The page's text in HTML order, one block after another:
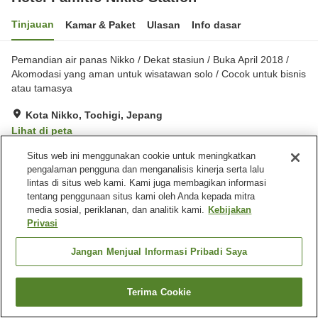
Tinjauan Kamar & Paket Ulasan Info dasar
Pemandian air panas Nikko / Dekat stasiun / Buka April 2018 /
Akomodasi yang aman untuk wisatawan solo / Cocok untuk bisnis
atau tamasya
Kota Nikko, Tochigi, Jepang
Lihat di peta
Sangat baik Ulasan: 111
Fasilitas properti
Tempat parkir
Lounge
Mesin penjual otomatis
Beranda Jepang Tochigi
Kota Nikko
Hotel Famitic Nikko Station
Cari kamar
Situs web ini menggunakan cookie untuk meningkatkan
pengalaman pengguna dan menganalisis kinerja serta lalu
lintas di situs web kami. Kami juga membagikan informasi
tentang penggunaan situs kami oleh Anda kepada mitra
media sosial, periklanan, dan analitik kami. Kebijakan
Privasi
Jangan Menjual Informasi Pribadi Saya
Terima Cookie